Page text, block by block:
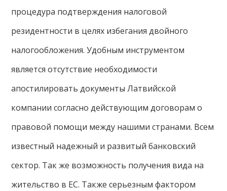
процедура подтверждения налоговой
резидентности в целях избегания двойного
налогообложения. Удобным инструментом
является отсутствие необходимости
апостилировать документы Латвийской
компании согласно действующим договорам о
правовой помощи между нашими странами. Всем
известный надежный и развитый банковский
сектор. Так же возможность получения вида на
жительство в ЕС. Также серьезным фактором